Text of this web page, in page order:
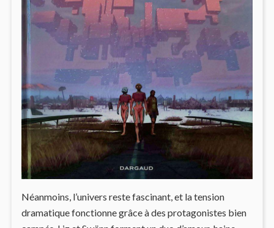
Néanmoins, l’univers reste fascinant, et la tension
dramatique fonctionne grâce à des protagonistes bien